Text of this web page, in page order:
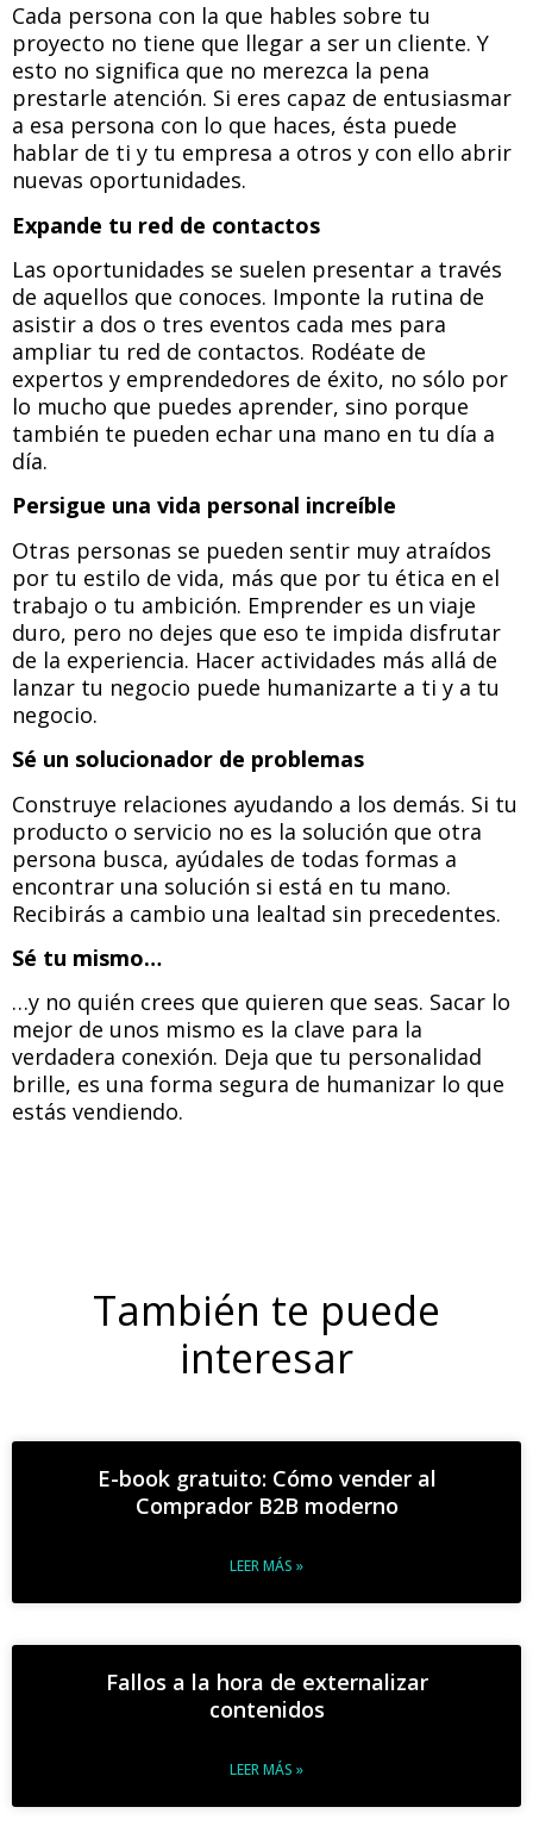
Cada persona con la que hables sobre tu
proyecto no tiene que llegar a ser un cliente. Y
esto no significa que no merezca la pena
prestarle atención. Si eres capaz de entusiasmar
a esa persona con lo que haces, ésta puede
hablar de ti y tu empresa a otros y con ello abrir
nuevas oportunidades.
Expande tu red de contactos
Las oportunidades se suelen presentar a través
de aquellos que conoces. Imponte la rutina de
asistir a dos o tres eventos cada mes para
ampliar tu red de contactos. Rodéate de
expertos y emprendedores de éxito, no sólo por
lo mucho que puedes aprender, sino porque
también te pueden echar una mano en tu día a
día.
Persigue una vida personal increíble
Otras personas se pueden sentir muy atraídos
por tu estilo de vida, más que por tu ética en el
trabajo o tu ambición. Emprender es un viaje
duro, pero no dejes que eso te impida disfrutar
de la experiencia. Hacer actividades más allá de
lanzar tu negocio puede humanizarte a ti y a tu
negocio.
Sé un solucionador de problemas
Construye relaciones ayudando a los demás. Si tu
producto o servicio no es la solución que otra
persona busca, ayúdales de todas formas a
encontrar una solución si está en tu mano.
Recibirás a cambio una lealtad sin precedentes.
Sé tu mismo…
…y no quién crees que quieren que seas. Sacar lo
mejor de unos mismo es la clave para la
verdadera conexión. Deja que tu personalidad
brille, es una forma segura de humanizar lo que
estás vendiendo.
También te puede
interesar
E-book gratuito: Cómo vender al
Comprador B2B moderno
LEER MÁS »
Fallos a la hora de externalizar
contenidos
LEER MÁS »